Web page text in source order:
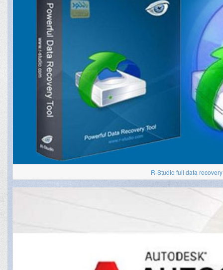
R-Studio full data recovery